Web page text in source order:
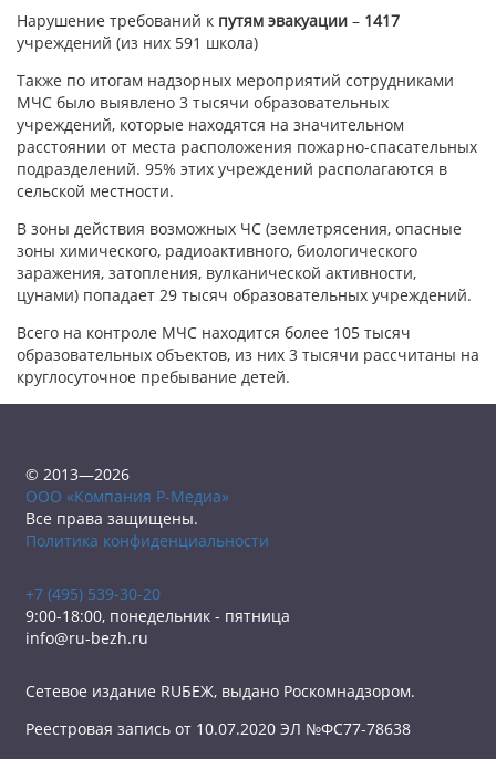
Нарушение требований к путям эвакуации – 1417
учреждений (из них 591 школа)
Также по итогам надзорных мероприятий сотрудниками
МЧС было выявлено 3 тысячи образовательных
учреждений, которые находятся на значительном
расстоянии от места расположения пожарно-спасательных
подразделений. 95% этих учреждений располагаются в
сельской местности.
В зоны действия возможных ЧС (землетрясения, опасные
зоны химического, радиоактивного, биологического
заражения, затопления, вулканической активности,
цунами) попадает 29 тысяч образовательных учреждений.
Всего на контроле МЧС находится более 105 тысяч
образовательных объектов, из них 3 тысячи рассчитаны на
круглосуточное пребывание детей.
© 2013—2026
ООО «Компания Р-Медиа»
Все права защищены.
Политика конфиденциальности
+7 (495) 539-30-20
9:00-18:00, понедельник - пятница
info@ru-bezh.ru
Сетевое издание RUБЕЖ, выдано Роскомнадзором.
Реестровая запись от 10.07.2020 ЭЛ №ФС77-78638